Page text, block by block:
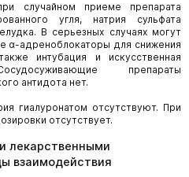
случайном приеме препарата
угля, натрия сульфата
В серьезных случаях могут
α-адреноблокаторы для снижения
интубация и искусственная
препараты
антидота нет.
гиалуронатом отсутствуют. При
отсутствует.
лекарственными
взаимодействия